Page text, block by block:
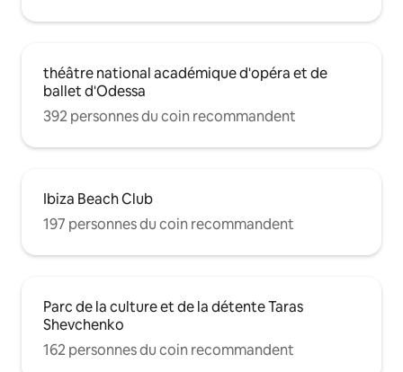
regardant les Ukrainiens et les étrangers
théâtre national académique d'opéra et de
ballet d'Odessa
392 personnes du coin recommandent
Ibiza Beach Club
197 personnes du coin recommandent
Parc de la culture et de la détente Taras
Shevchenko
162 personnes du coin recommandent